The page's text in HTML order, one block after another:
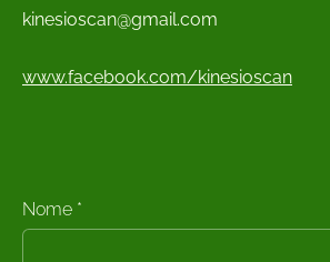
kinesioscan@gmail.com
www.facebook.com/kinesioscan
Nome *